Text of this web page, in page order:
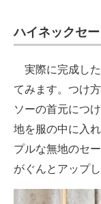
ハイネックセ
実際に完成した
てみます。つけ
ソーの首元につ
地を服の中に入
プルな無地のセ
がぐんとアップし